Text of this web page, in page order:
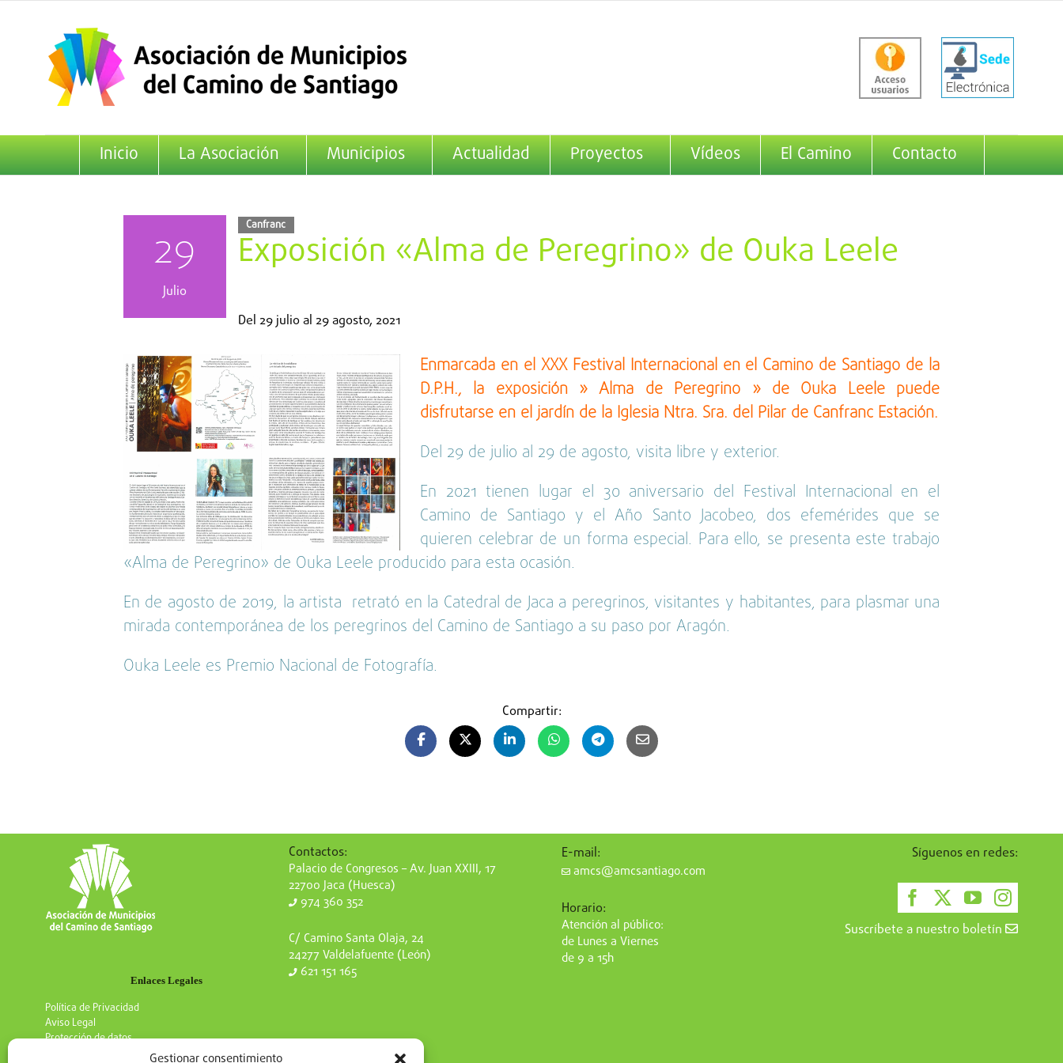
Gestionar consentimiento
contenido
Inicio La Asociación Municipios Actualidad Proyectos Vídeos El Camino Contacto
29
Julio
Canfranc
Exposición «Alma de Peregrino» de Ouka Leele
Del 29 julio al 29 agosto, 2021
Enmarcada en el XXX Festival Internacional en el Camino de Santiago de la
D.P.H., la exposición » Alma de Peregrino » de Ouka Leele puede
disfrutarse en el jardín de la Iglesia Ntra. Sra. del Pilar de Canfranc Estación.
Del 29 de julio al 29 de agosto, visita libre y exterior.
En 2021 tienen lugar el 30 aniversario del Festival Internacional en el
Camino de Santiago y el Año Santo Jacobeo, dos efemérides que se
quieren celebrar de un forma especial. Para ello, se presenta este trabajo
«Alma de Peregrino» de Ouka Leele producido para esta ocasión.
En de agosto de 2019, la artista retrató en la Catedral de Jaca a peregrinos, visitantes y habitantes, para plasmar una
mirada contemporánea de los peregrinos del Camino de Santiago a su paso por Aragón.
Ouka Leele es Premio Nacional de Fotografía.
Compartir:
Enlaces Legales
Política de Privacidad
Aviso Legal
Protección de datos
Contactos:
Palacio de Congresos – Av. Juan XXIII, 17
22700 Jaca (Huesca)
974 360 352
C/ Camino Santa Olaja, 24
24277 Valdelafuente (León)
621 151 165
E-mail:
amcs@amcsantiago.com
Horario:
Atención al público:
de Lunes a Viernes
de 9 a 15h
Síguenos en redes:
Suscríbete a nuestro boletín